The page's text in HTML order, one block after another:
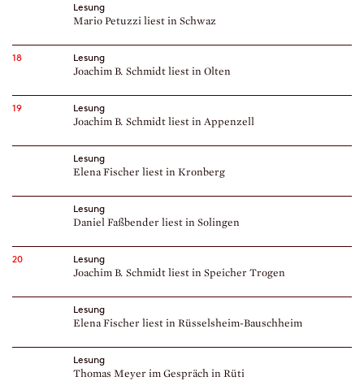
Lesung
Mario Petuzzi liest in Schwaz
18
Lesung
Joachim B. Schmidt liest in Olten
19
Lesung
Joachim B. Schmidt liest in Appenzell
Lesung
Elena Fischer liest in Kronberg
Lesung
Daniel Faßbender liest in Solingen
20
Lesung
Joachim B. Schmidt liest in Speicher Trogen
Lesung
Elena Fischer liest in Rüsselsheim-Bauschheim
Lesung
Thomas Meyer im Gespräch in Rüti